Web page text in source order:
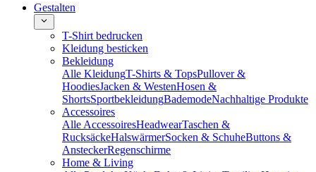
Gestalten
T-Shirt bedrucken
Kleidung besticken
Bekleidung
Alle KleidungT-Shirts & TopsPullover &
HoodiesJacken & WestenHosen &
ShortsSportbekleidungBademodeNachhaltige Produkte
Accessoires
Alle AccessoiresHeadwearTaschen &
RucksäckeHalswärmerSocken & SchuheButtons &
AnsteckerRegenschirme
Home & Living